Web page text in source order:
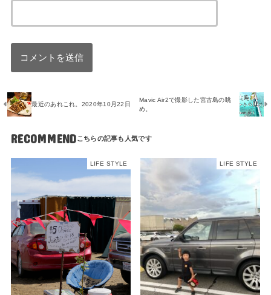
最近のあれこれ。2020年10月22日
Mavic Air2で撮影した宮古島の眺
め。
RECOMMEND
LIFE STYLE LIFE STYLE